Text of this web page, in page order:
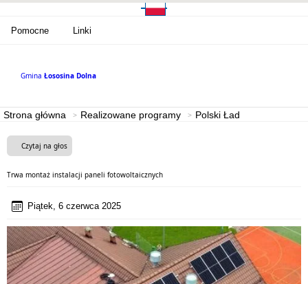
Pomocne Linki
Gmina Łososina Dolna
Strona główna Realizowane programy Polski Ład
Czytaj na głos
Trwa montaż instalacji paneli fotowoltaicznych
Piątek, 6 czerwca 2025